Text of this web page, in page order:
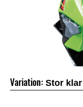
Variation: Stor